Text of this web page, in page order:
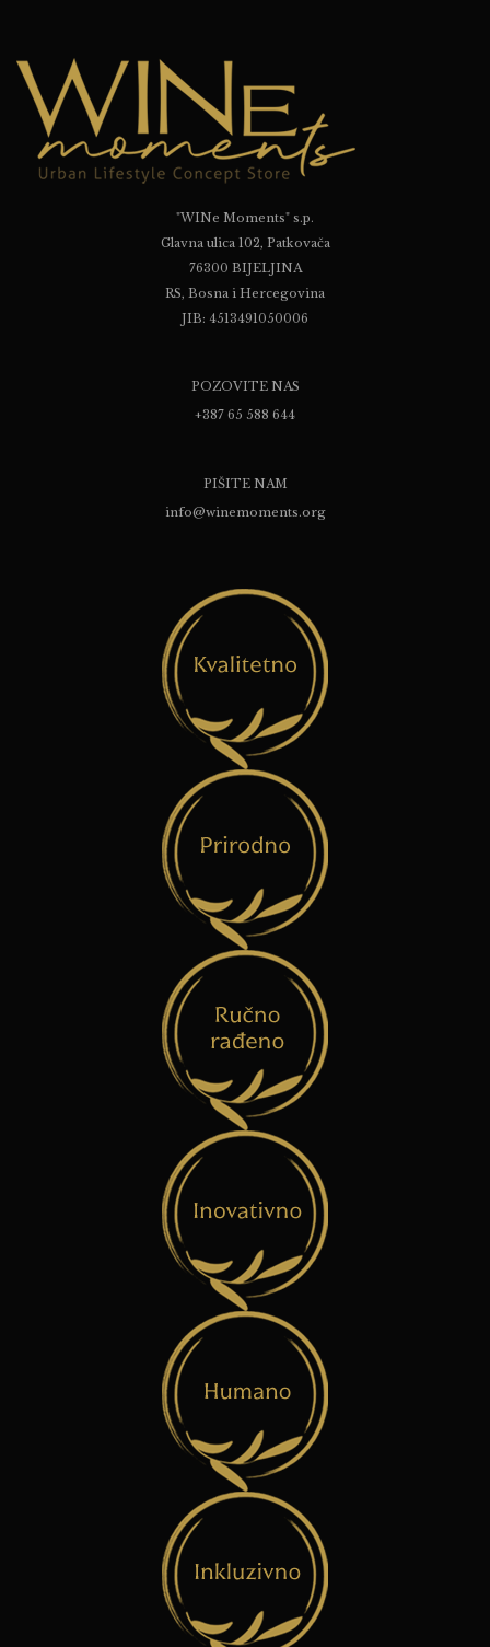
"WINe Moments" s.p.
Glavna ulica 102, Patkovača
76300 BIJELJINA
RS, Bosna i Hercegovina
JIB: 4513491050006
POZOVITE NAS
+387 65 588 644
PIŠITE NAM
info@winemoments.org